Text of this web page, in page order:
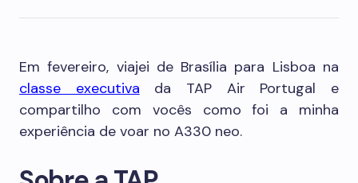
Em fevereiro, viajei de Brasília para Lisboa na
classe executiva da TAP Air Portugal e
compartilho com vocês como foi a minha
experiência de voar no A330 neo.